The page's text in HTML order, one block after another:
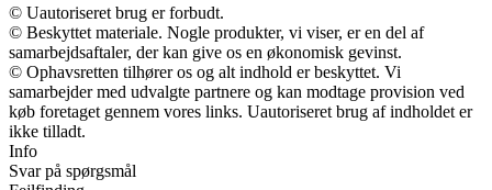
© Uautoriseret brug er forbudt.
© Beskyttet materiale. Nogle produkter, vi viser, er en del af
samarbejdsaftaler, der kan give os en økonomisk gevinst.
© Ophavsretten tilhører os og alt indhold er beskyttet. Vi
samarbejder med udvalgte partnere og kan modtage provision ved
køb foretaget gennem vores links. Uautoriseret brug af indholdet er
ikke tilladt.
Info
Svar på spørgsmål